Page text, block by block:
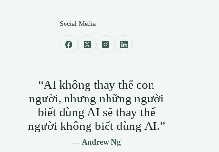
Social Media
“AI không thay thế con
người, nhưng những người
biết dùng AI sẽ thay thế
người không biết dùng AI.”
— Andrew Ng